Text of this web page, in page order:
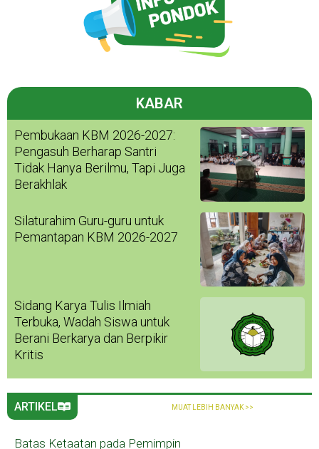
KABAR
Pembukaan KBM 2026-2027:
Pengasuh Berharap Santri
Tidak Hanya Berilmu, Tapi Juga
Berakhlak
Silaturahim Guru-guru untuk
Pemantapan KBM 2026-2027
Sidang Karya Tulis Ilmiah
Terbuka, Wadah Siswa untuk
Berani Berkarya dan Berpikir
Kritis
ARTIKEL MUAT LEBIH BANYAK >>
Batas Ketaatan pada Pemimpin